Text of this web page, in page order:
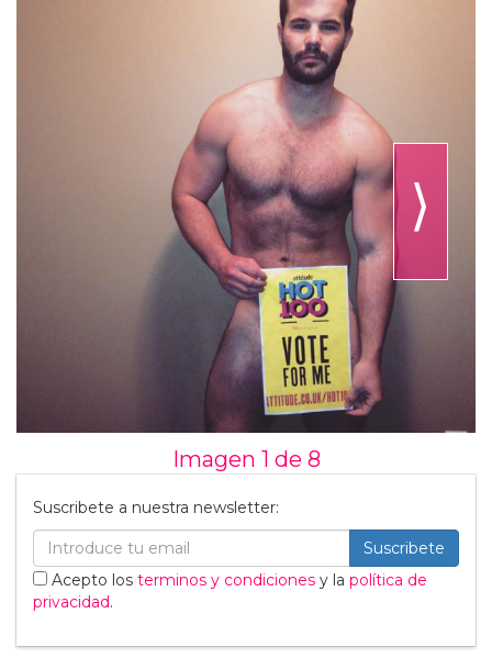
⟩
Imagen 1 de 8
Suscribete a nuestra newsletter:
Suscribete
Acepto los terminos y condiciones y la política de
privacidad.